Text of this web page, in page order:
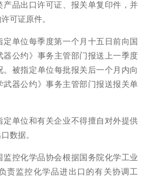
品出口许可证、报关单复印件，并
可证原件。
单位每季度第一个月十五日前向国
器公约》事务主管部门报送上一季度
。被指定单位每批报关后一个月内向
武器公约》事务主管部门报送报关单
单位和有关企业不得擅自对外提供
数据。
控化学品协会根据国务院化学工业
责监控化学品进出口的有关协调工